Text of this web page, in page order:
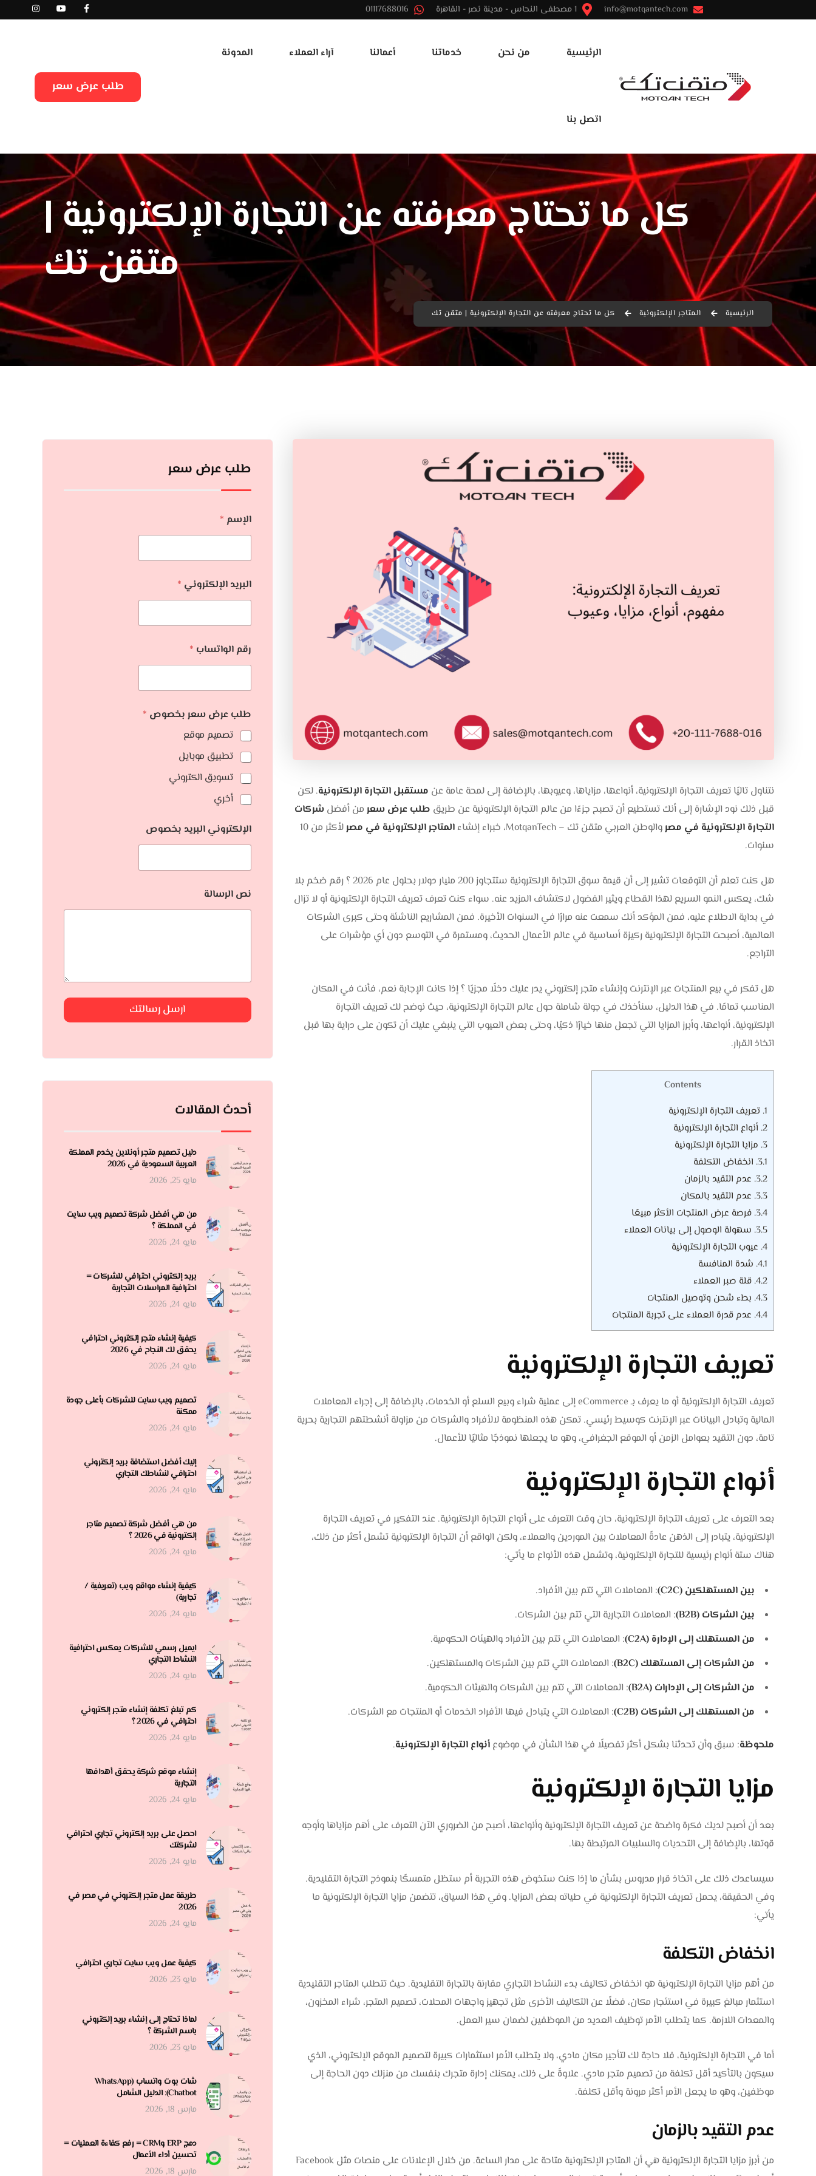
info@motqantech.com
الرئيسية من نحن خدماتنا أعمالنا آراء العملاء المدونة
اتصل بنا
طلب عرض سعر
كل ما تحتاج معرفته عن التجارة الإلكترونية |
متقن تك
الرئيسية المتاجر الإلكترونية كل ما تحتاج معرفته عن التجارة الإلكترونية | متقن تك
نتناول تاليًا تعريف التجارة الإلكترونية، أنواعها، مزاياها، وعيوبها، بالإضافة إلى لمحة عامة عن مستقبل التجارة الإلكترونية. لكن
قبل ذلك نود الإشارة إلى أنك تستطيع أن تصبح جزءًا من عالم التجارة الإلكترونية عن طريق طلب عرض سعر من أفضل شركات
التجارة الإلكترونية في مصروالوطن العربي متقن تك – MotqanTech، خبراء إنشاء المتاجر الإلكترونية في مصر
لأكثر من 10
سنوات.
هل كنت تعلم أن التوقعات تشير إلى أن قيمة سوق التجارة الإلكترونية ستتجاوز 200 مليار دولار بحلول عام 2026 ؟ رقم ضخم بلا
شك، يعكس النمو السريع لهذا القطاع ويثير الفضول لاكتشاف المزيد عنه. سواء كنت تعرف تعريف التجارة الإلكترونية أو لا تزال
في بداية الاطلاع عليه، فمن المؤكد أنك سمعت عنه مرارًا في السنوات الأخيرة. فمن المشاريع الناشئة وحتى كبرى الشركات
العالمية، أصبحت التجارة الإلكترونية ركيزة أساسية في عالم الأعمال الحديث، ومستمرة في التوسع دون أي مؤشرات على
التراجع.
هل تفكر في بيع المنتجات عبر الإنترنت وإنشاء متجر إلكتروني يدر عليك دخلًا مجزيًا ؟ إذا كانت الإجابة نعم، فأنت في المكان
المناسب تمامًا. في هذا الدليل، سنأخذك في جولة شاملة حول عالم التجارة الإلكترونية، حيث نوضح لك تعريف التجارة
الإلكترونية، أنواعها، وأبرز المزايا التي تجعل منها خيارًا ذكيًا، وحتى بعض العيوب التي ينبغي عليك أن تكون على دراية بها قبل
اتخاذ القرار.
Contents
1. تعريف التجارة الإلكترونية
2. أنواع التجارة الإلكترونية
3. مزايا التجارة الإلكترونية
3.1. انخفاض التكلفة
3.2. عدم التقيد بالزمان
3.3. عدم التقيد بالمكان
3.4. فرصة عرض المنتجات الأكثر مبيعًا
3.5. سهولة الوصول إلى بيانات العملاء
4. عيوب التجارة الإلكترونية
4.1. شدة المنافسة
4.2. قلة صبر العملاء
4.3. بطء شحن وتوصيل المنتجات
4.4. عدم قدرة العملاء على تجربة المنتجات
تعريف التجارة الإلكترونية
تعريف التجارة الإلكترونية أو ما يعرف بـ eCommerce إلى عملية شراء وبيع السلع أو الخدمات، بالإضافة إلى إجراء المعاملات
المالية وتبادل البيانات عبر الإنترنت كوسيط رئيسي. تمكن هذه المنظومة لالأفراد والشركات من مزاولة أنشطتهم التجارية بحرية
تامة، دون التقيد بعوامل الزمن أو الموقع الجغرافي، وهو ما يجعلها نموذجًا مثاليًا للأعمال.
أنواع التجارة الإلكترونية
بعد التعرف على تعريف التجارة الإلكترونية، حان وقت التعرف على أنواع التجارة الإلكترونية. عند التفكير في تعريف التجارة
الإلكترونية، يتبادر إلى الذهن عادةً المعاملات بين الموردين والعملاء، ولكن الواقع أن التجارة الإلكترونية تشمل أكثر من ذلك،
هناك ستة أنواع رئيسية للتجارة الإلكترونية، وتشمل هذه الأنواع ما يأتي:
بين المستهلكين (C2C)
: المعاملات التي تتم بين الأفراد.
بين الشركات (B2B)
: المعاملات التجارية التي تتم بين الشركات.
من المستهلك إلى الإدارة (C2A)
: المعاملات التي تتم بين الأفراد والهيئات الحكومية.
من الشركات إلى المستهلك (B2C)
: المعاملات التي تتم بين الشركات والمستهلكين.
من الشركات إلى الإدارات (B2A)
: المعاملات التي تتم بين الشركات والهيئات الحكومية.
من المستهلك إلى الشركات (C2B)
: المعاملات التي يتبادل فيها الأفراد الخدمات أو المنتجات مع الشركات.
ملحوظة: سبق وأن تحدثنا بشكل أكثر تفصيلًا في هذا الشأن في موضوع أنواع التجارة الإلكترونية.
مزايا التجارة الإلكترونية
بعد أن أصبح لديك فكرة واضحة عن تعريف التجارة الإلكترونية وأنواعها، أصبح من الضروري الآن التعرف على أهم مزاياها وأوجه
قوتها، بالإضافة إلى التحديات والسلبيات المرتبطة بها.
سيساعدك ذلك على اتخاذ قرار مدروس بشأن ما إذا كنت ستخوض هذه التجربة أم ستظل متمسكًا بنموذج التجارة التقليدية.
وفي الحقيقة، يحمل تعريف التجارة الإلكترونية في طياته بعض المزايا. وفي هذا السياق، تتضمن مزايا التجارة الإلكترونية ما
يأتي:
انخفاض التكلفة
من أهم مزايا التجارة الإلكترونية هو انخفاض تكاليف بدء النشاط التجاري مقارنة بالتجارة التقليدية. حيث تتطلب المتاجر التقليدية
استثمار مبالغ كبيرة في استئجار مكان، فضلًا عن التكاليف الأخرى مثل تجهيز واجهات المحلات، تصميم المتجر، شراء المخزون،
والمعدات اللازمة. كما يتطلب الأمر توظيف العديد من الموظفين لضمان سير العمل.
أما في التجارة الإلكترونية، فلا حاجة لك لتأجير مكان مادي، ولا يتطلب الأمر استثمارات كبيرة لتصميم الموقع الإلكتروني، الذي
سيكون بالتأكيد أقل تكلفة من تصميم متجر مادي. علاوةً على ذلك، يمكنك إدارة متجرك بنفسك من منزلك دون الحاجة إلى
موظفين، وهو ما يجعل الأمر أكثر مرونة وأقل تكلفة.
عدم التقيد بالزمان
من أبرز مزايا التجارة الإلكترونية هي أن المتاجر الإلكترونية متاحة على مدار الساعة. من خلال الإعلانات على منصات مثل Facebook
طلب عرض سعر
الإسم *
البريد الإلكتروني *
رقم الواتساب *
طلب عرض سعر بخصوص *
تصميم موقع
تطبيق موبايل
تسويق الكتروني
أخري
الإلكتروني البريد بخصوص
نص الرسالة
ارسل رسالتك
أحدث المقالات
دليل تصميم متجر أونلاين يخدم المملكة
العربية السعودية في 2026
مايو 25, 2026
من هي أفضل شركة تصميم ويب سايت
في المملكة ؟
مايو 24, 2026
بريد إلكتروني احترافي للشركات =
احترافية المراسلات التجارية
مايو 24, 2026
كيفية إنشاء متجر إلكتروني احترافي
يحقق لك النجاح في 2026
مايو 24, 2026
تصميم ويب سايت للشركات بأعلى جودة
ممكنة
مايو 24, 2026
إليك أفضل استضافة بريد إلكتروني
احترافي لنشاطك التجاري
مايو 24, 2026
من هي أفضل شركة تصميم متاجر
إلكترونية في 2026 ؟
مايو 24, 2026
كيفية إنشاء مواقع ويب (تعريفية /
تجارية)
مايو 24, 2026
ايميل رسمي للشركات يعكس احترافية
النشاط التجاري
مايو 24, 2026
كم تبلغ تكلفة إنشاء متجر إلكتروني
احترافي في 2026 ؟
مايو 24, 2026
إنشاء موقع شركة يحقق أهدافها
التجارية
مايو 24, 2026
احصل على بريد إلكتروني تجاري احترافي
لشركتك
مايو 24, 2026
طريقة عمل متجر إلكتروني في مصر في
2026
مايو 24, 2026
كيفية عمل ويب سايت تجاري احترافي
مايو 23, 2026
لماذا تحتاج إلى إنشاء بريد إلكتروني
باسم الشركة ؟
مايو 23, 2026
شات بوت واتساب (WhatsApp
Chatbot): الدليل الشامل
مارس 18, 2026
دمج ERP وCRM = رفع كفاءة العمليات =
تحسين أداء الأعمال
مارس 18, 2026